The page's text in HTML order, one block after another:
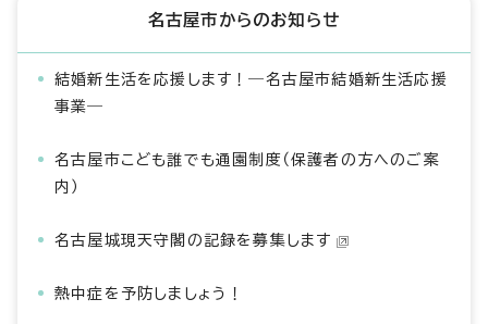
名古屋市からのお知らせ
結婚新生活を応援します！―名古屋市結婚新生活応援
事業―
名古屋市こども誰でも通園制度（保護者の方へのご案
内）
名古屋城現天守閣の記録を募集します
熱中症を予防しましょう！